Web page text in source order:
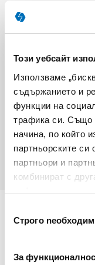
Този уебсайт
Използваме
съдържанието и
функции на
трафика си. Също
начина, по който
партньорските
партньори и
комбинират с
информация или с
наСтрого
За
-